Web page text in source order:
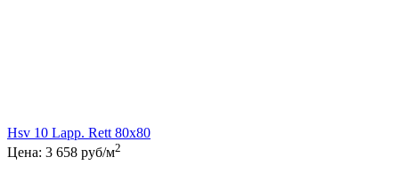
Hsv 10 Lapp. Rett 80x80
Цена: 3 658 руб/м2